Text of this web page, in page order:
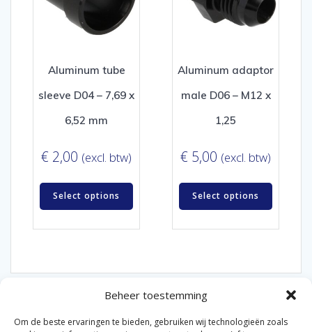
Beheer toestemming
Om de beste ervaringen te bieden, gebruiken wij technologieën zoals
Aluminum tube
sleeve D04 – 7,69 x
6,52 mm
€ 2,00 (excl. btw)
Select options
Aluminum adaptor
male D06 – M12 x
1,25
€ 5,00 (excl. btw)
Select options